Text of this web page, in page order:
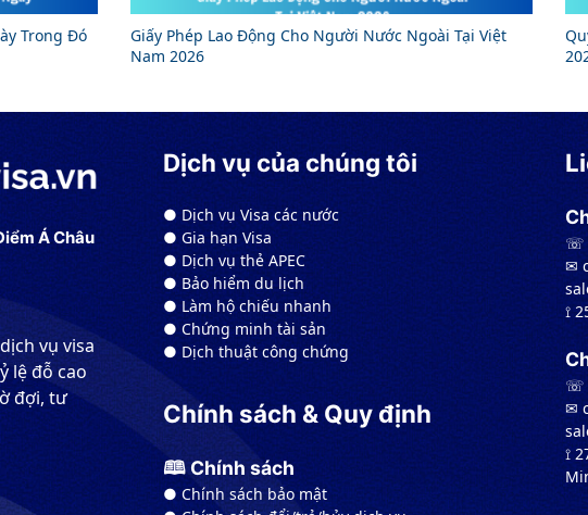
Trong Đó
Giấy Phép Lao Động Cho Người Nước Ngoài Tại Việt
Nam 2026
Á Châu
vụ visa
lệ đỗ cao
đợi, tư
Dịch vụ của chúng tôi
● Dịch vụ Visa các nước
● Gia hạn Visa
● Dịch vụ thẻ APEC
● Bảo hiểm du lịch
● Làm hộ chiếu nhanh
● Chứng minh tài sản
● Dịch thuật công chứng
Chính sách & Quy định
🕮 Chính sách
● Chính sách bảo mật
☏
✉︎
⟟
☏
✉︎
⟟